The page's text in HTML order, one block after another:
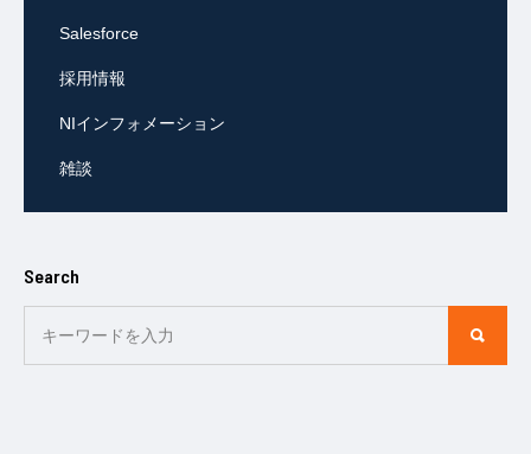
Salesforce
採用情報
NIインフォメーション
雑談
Search